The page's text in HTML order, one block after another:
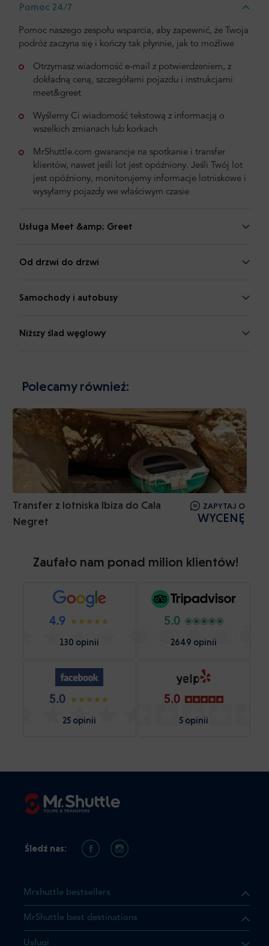
Pomoc 24/7
Pomoc naszego zespołu wsparcia, aby zapewnić, że Twoja
podróż zaczyna się i kończy tak płynnie, jak to możliwe
Otrzymasz wiadomość e-mail z potwierdzeniem, z
dokładną ceną, szczegółami pojazdu i instrukcjami
meet&greet
Wyślemy Ci wiadomość tekstową z informacją o
wszelkich zmianach lub korkach
MrShuttle.com gwarancje na spotkanie i transfer
klientów, nawet jeśli lot jest opóźniony. Jeśli Twój lot
jest opóźniony, monitorujemy informacje lotniskowe i
wysyłamy pojazdy we właściwym czasie
Usługa Meet &amp; Greet
Od drzwi do drzwi
Samochody i autobusy
Niższy ślad węglowy
Polecamy również:
Transfer z lotniska Ibiza do Cala
Negret
ZAPYTAJ O
WYCENĘ
Zaufało nam ponad milion klientów!
4.9
130 opinii
5.0
2649 opinii
5.0
25 opinii
5.0
5 opinii
Mrshuttle bestsellers
MrShuttle best destinations
Usługi
Śledź nas: